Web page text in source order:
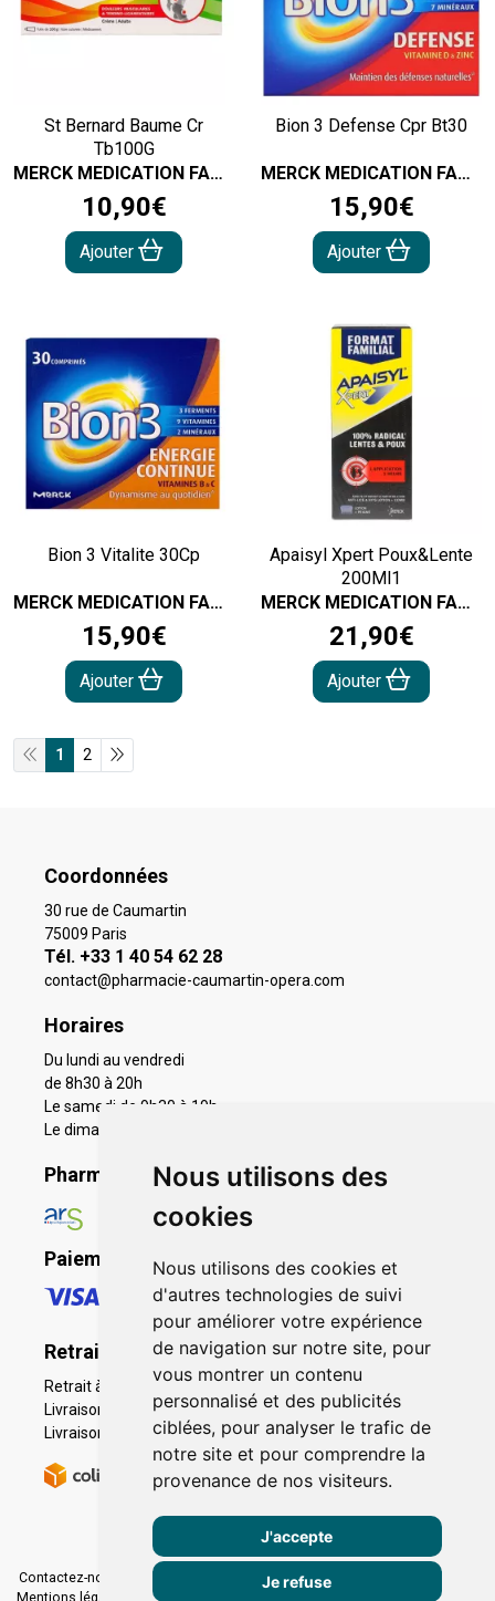
Nous utilisons des
cookies
Nous utilisons des cookies et
d'autres technologies de suivi
pour améliorer votre expérience
de navigation sur notre site, pour
vous montrer un contenu
personnalisé et des publicités
ciblées, pour analyser le trafic de
notre site et pour comprendre la
provenance de nos visiteurs.
J'accepte
Je refuse
St Bernard Baume Cr
Tb100G
MERCK MEDICATION FAMILIAL
10,90€
Ajouter
Bion 3 Defense Cpr Bt30
MERCK MEDICATION FAMILIAL
15,90€
Ajouter
Bion 3 Vitalite 30Cp
MERCK MEDICATION FAMILIAL
15,90€
Ajouter
Apaisyl Xpert Poux&Lente
200Ml1
MERCK MEDICATION FAMILIAL
21 ,90€
Ajouter
1 2
Coordonnées
30 rue de Caumartin
75009 Paris
Tél. +33 1 40 54 62 28
contact@pharmacie-caumartin-opera.com
Horaires
Du lundi au vendredi
de 8h30 à 20h
Le samedi de 9h30 à 19h
Le dimanche 11h à 19h
Pharmacie en ligne agréée
Paiement sécurisé
Retrait - Livraison
Retrait à la pharmacie - Click & Collect
Livraison en Point Relais
Livraison à domicile
Contactez-nous | Déclarer un effet indésirable
Mentions légales
Conditions générales - CGV Données personnelles